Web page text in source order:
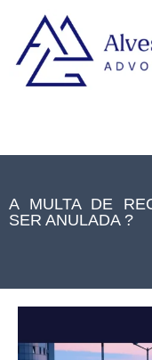
A MULTA DE
SER ANULADA ?